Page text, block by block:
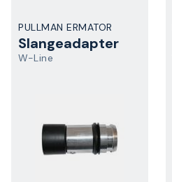
PULLMAN ERMATOR
Slangeadapter
W-Line